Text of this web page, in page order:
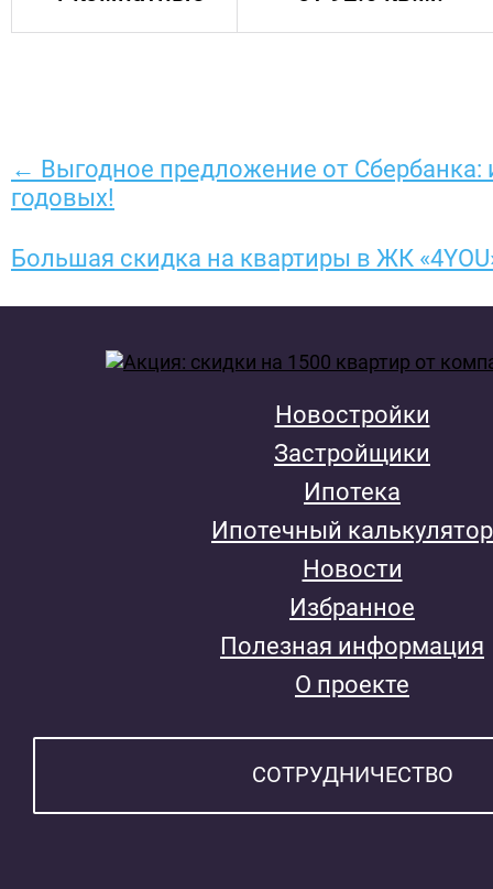
← Выгодное предложение от Сбербанка:
годовых!
Большая скидка на квартиры в ЖК
Новостройки
Застройщики
Ипотека
Ипотечный калькулятор
Новости
Избранное
Полезная информация
О проекте
СОТРУДНИЧЕСТВО